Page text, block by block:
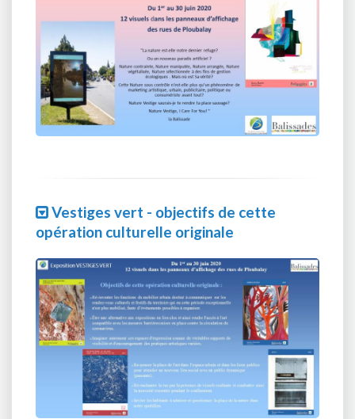
Vestiges vert - objectifs de cette
opération culturelle originale